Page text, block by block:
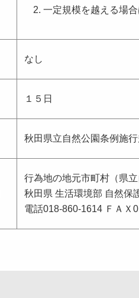
一定規模を越える場
なし
１５日
秋田県立自然公園条例施
行為地の地元市町村（県
秋田県 生活環境部 自然保
電話018-860-1614 ＦＡＸ